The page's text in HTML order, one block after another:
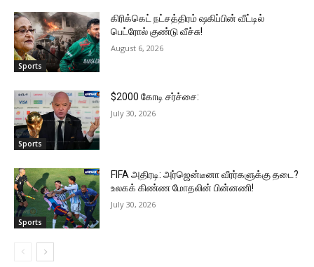
Sports
கிரிக்கெட் நட்சத்திரம் ஷகிப்பின் வீட்டில்
பெட்ரோல் குண்டு வீச்சு!
August 6, 2026
Sports
$2000 கோடி சர்ச்சை:
July 30, 2026
Sports
FIFA அதிரடி: அர்ஜென்டீனா வீரர்களுக்கு தடை?
உலகக் கிண்ண மோதலின் பின்னணி!
July 30, 2026